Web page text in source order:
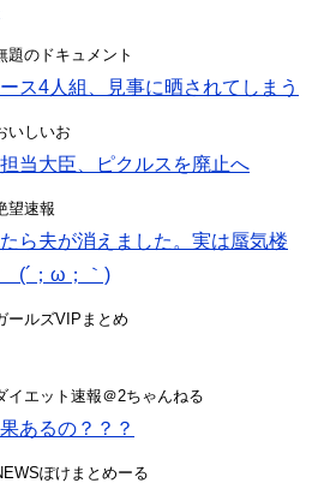
題のドキュメント
ス4人組、見事に晒されてしまう
いしいお
当大臣、ピクルスを廃止へ
望速報
ら夫が消えました。実は蜃気楼
(´；ω；｀)
ールズVIPまとめ
イエット速報＠2ちゃんねる
あるの？？？
ぽけまとめーる